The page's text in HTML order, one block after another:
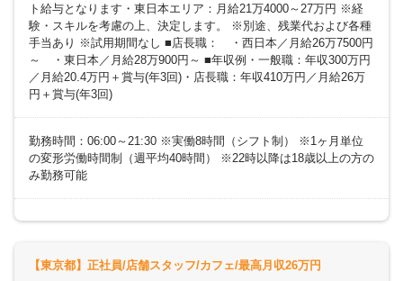
ト給与となります・東日本エリア：月給21万4000～27万円 ※経
験・スキルを考慮の上、決定します。 ※別途、残業代および各種
手当あり ※試用期間なし ■店長職： ・西日本／月給26万7500円
～ ・東日本／月給28万900円～ ■年収例・一般職：年収300万円
／月給20.4万円＋賞与(年3回)・店長職：年収410万円／月給26万
円＋賞与(年3回)
勤務時間：06:00～21:30 ※実働8時間（シフト制） ※1ヶ月単位
の変形労働時間制（週平均40時間） ※22時以降は18歳以上の方の
み勤務可能
【東京都】正社員/店舗スタッフ/カフェ/最高月収26万円